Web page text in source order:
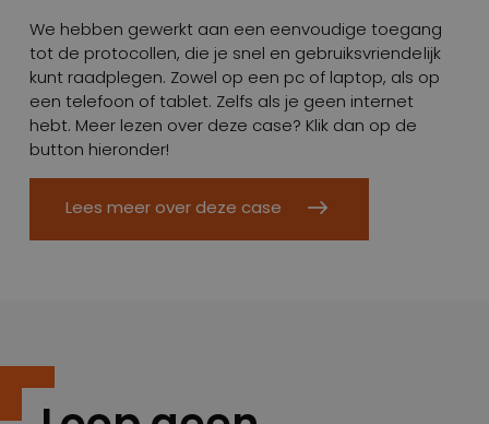
We hebben gewerkt aan een eenvoudige toegang
tot de protocollen, die je snel en gebruiksvriendelijk
kunt raadplegen. Zowel op een pc of laptop, als op
een telefoon of tablet. Zelfs als je geen internet
hebt. Meer lezen over deze case? Klik dan op de
button hieronder!
Lees meer over deze case